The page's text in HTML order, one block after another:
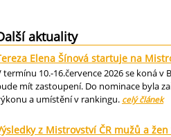
aktuality
Elena Šínová startuje na
termínu 10.-16.července 2026 se koná
mít zastoupení. Do nominace byla
a umístění v rankingu. celý článek
z Mistrovství ČR mužů a žen